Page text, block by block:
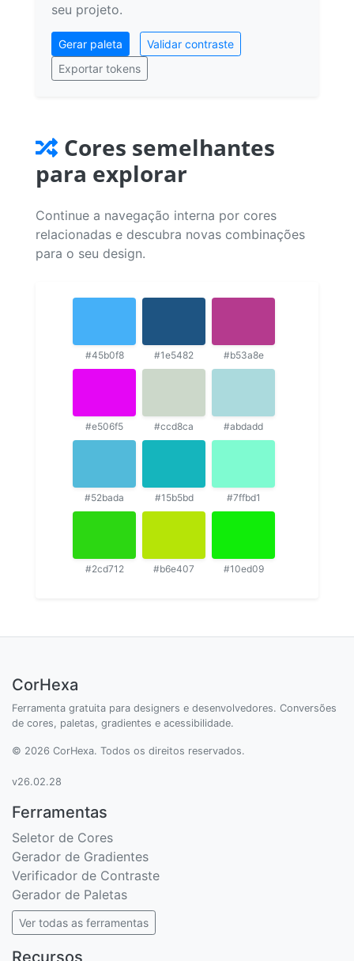
seu projeto.
Gerar paleta
Validar contraste
Exportar tokens
Cores semelhantes
para explorar
Continue a navegação interna por cores
relacionadas e descubra novas combinações
para o seu design.
#45b0f8 #1e5482 #b53a8e
#e506f5 #ccd8ca #abdadd
#52bada #15b5bd #7ffbd1
#2cd712 #b6e407 #10ed09
CorHexa
Ferramenta gratuita para designers e desenvolvedores. Conversões
de cores, paletas, gradientes e acessibilidade.
© 2026 CorHexa. Todos os direitos reservados.
v26.02.28
Ferramentas
Seletor de Cores
Gerador de Gradientes
Verificador de Contraste
Gerador de Paletas
Ver todas as ferramentas
Recursos